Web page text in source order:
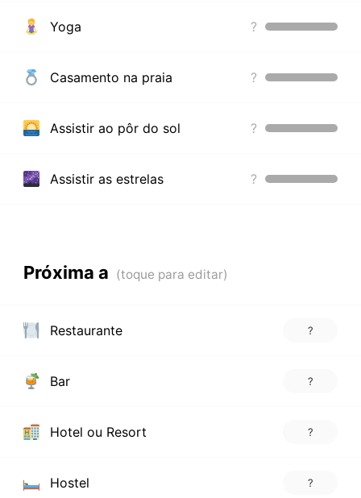
Yoga ?
Casamento na praia ?
Assistir ao pôr do sol ?
Assistir as estrelas ?
Próxima a
Restaurante ?
Bar ?
Hotel ou Resort ?
Hostel ?